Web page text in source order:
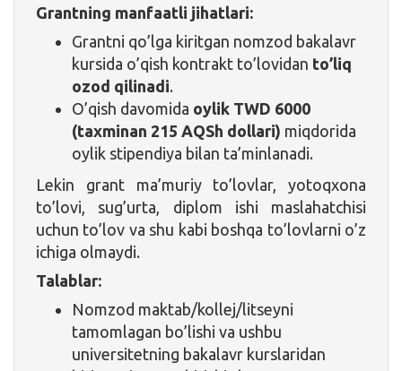
Grantning manfaatli jihatlari:
Grantni qo’lga kiritgan nomzod bakalavr
kursida o’qish kontrakt to’lovidan to’liq
ozod qilinadi.
O’qish davomida oylik TWD 6000
(taxminan 215 AQSh dollari) miqdorida
oylik stipendiya bilan ta’minlanadi.
Lekin grant ma’muriy to’lovlar, yotoqxona
to’lovi, sug’urta, diplom ishi maslahatchisi
uchun to’lov va shu kabi boshqa to’lovlarni o’z
ichiga olmaydi.
Talablar:
Nomzod maktab/kollej/litseyni
tamomlagan bo’lishi va ushbu
universitetning bakalavr kurslaridan